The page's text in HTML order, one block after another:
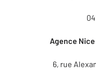
Agence Nice
6, rue